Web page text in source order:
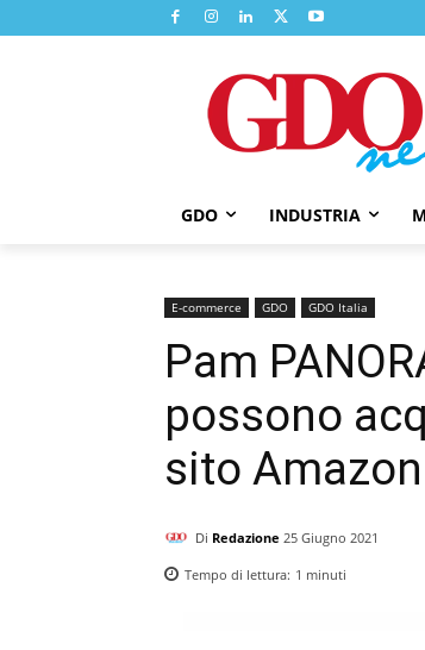
GDO INDUSTRIA
E-commerce GDO GDO Italia
Pam
possono
sito
Di Redazione 25 Giugno 2021
Tempo di lettura: 1 minuti